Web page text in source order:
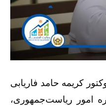
کریمه حامد فاریابی
امور ریاست‌‌جمهوری،